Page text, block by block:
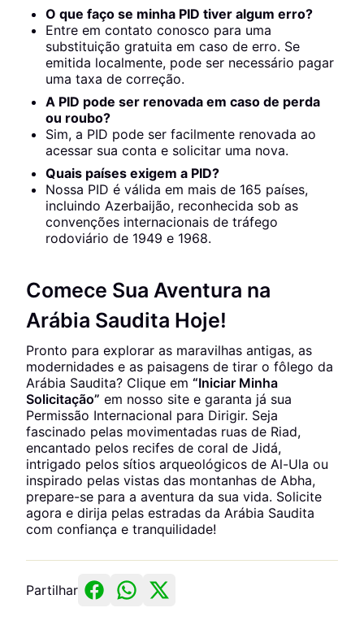
O que faço se minha PID tiver algum erro?
Entre em contato conosco para uma
substituição gratuita em caso de erro. Se
emitida localmente, pode ser necessário pagar
uma taxa de correção.
A PID pode ser renovada em caso de perda
ou roubo?
Sim, a PID pode ser facilmente renovada ao
acessar sua conta e solicitar uma nova.
Quais países exigem a PID?
Nossa PID é válida em mais de 165 países,
incluindo Azerbaijão, reconhecida sob as
convenções internacionais de tráfego
rodoviário de 1949 e 1968.
Comece Sua Aventura na
Arábia Saudita Hoje!
Pronto para explorar as maravilhas antigas, as
modernidades e as paisagens de tirar o fôlego da
Arábia Saudita? Clique em “Iniciar Minha
Solicitação” em nosso site e garanta já sua
Permissão Internacional para Dirigir. Seja
fascinado pelas movimentadas ruas de Riad,
encantado pelos recifes de coral de Jidá,
intrigado pelos sítios arqueológicos de Al-Ula ou
inspirado pelas vistas das montanhas de Abha,
prepare-se para a aventura da sua vida. Solicite
agora e dirija pelas estradas da Arábia Saudita
com confiança e tranquilidade!
Partilhar